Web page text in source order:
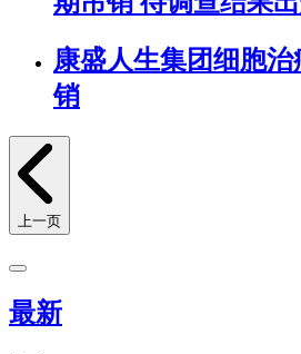
康盛人生集团细胞
销
上一页
最新